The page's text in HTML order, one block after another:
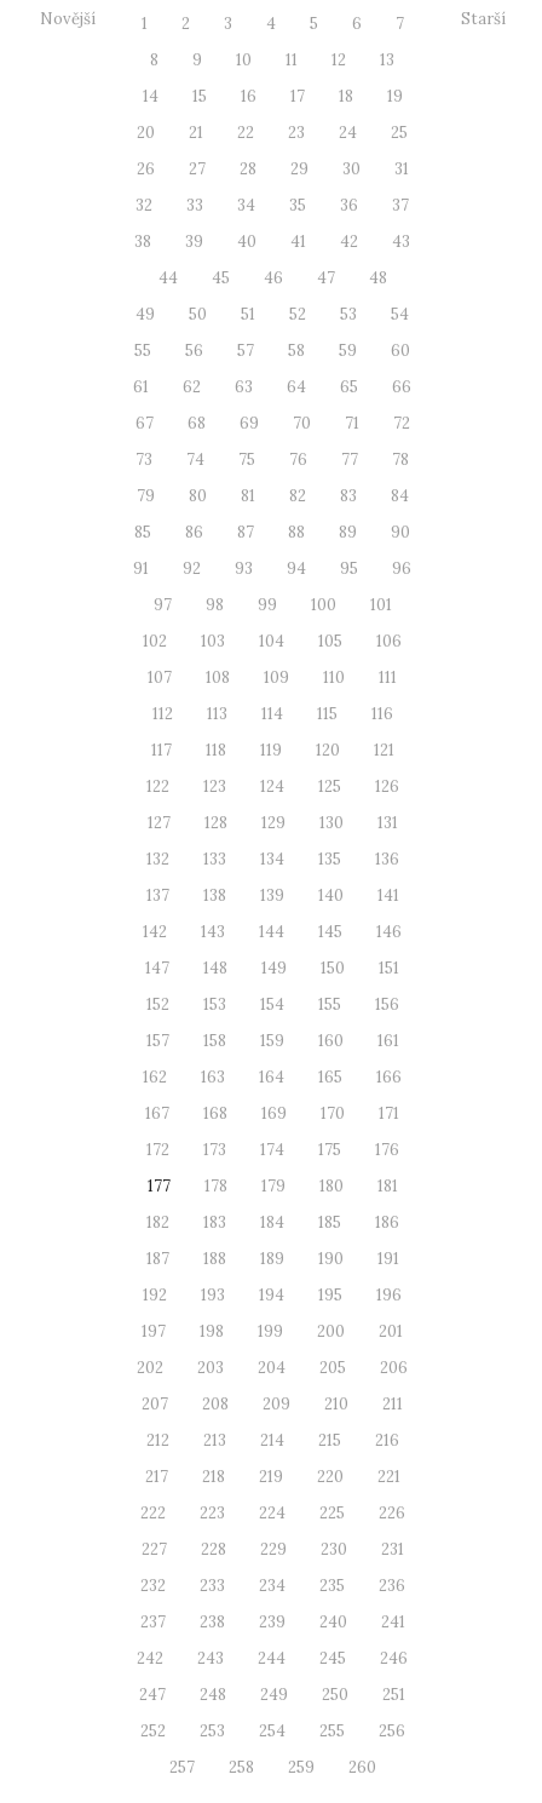
Novější 1 2 3 4 5 6
7
8
9 10 11 12
13
14
15 16 17 18
19
20
21 22 23 24
25
26
27 28 29 30
31
32
33 34 35 36
37
38
39 40 41 42
43
44
45 46 47
48
49
50 51 52 53
54
55
56 57 58 59
60
61
62 63 64 65
66
67
68 69 70 71
72
73
74 75 76 77
78
79
80 81 82 83
84
85
86 87 88 89
90
91
92 93 94 95
96
97
98 99 100
101
102
103 104 105
106
107
108 109 110
111
112
113 114 115
116
117
118 119 120
121
122
123 124 125
126
127
128 129 130
131
132
133 134 135
136
137
138 139 140
141
142
143 144 145
146
147
148 149 150
151
152
153 154 155
156
157
158 159 160
161
162
163 164 165
166
167
168 169 170
171
172
173 174 175
176
177
178 179 180
181
182
183 184 185
186
187
188 189 190
191
192
193 194 195
196
197
198 199 200
201
202
203 204 205
206
207
208 209 210
211
212
213 214 215
216
217
218 219 220
221
222
223 224 225
226
227
228 229 230
231
232
233 234 235
236
237
238 239 240
241
242
243 244 245
246
247
248 249 250
251
252
253 254 255
256
257
258 259 260
Starší